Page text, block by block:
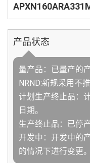
产品状态
量产品：已量产的
NRND:新规采用不
计划生产终止品：
日期。
生产终止品：已停
开发中：开发中的
的情况下进行变更。